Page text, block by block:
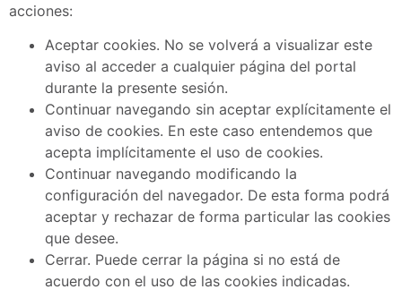
acciones:
Aceptar cookies. No se volverá a visualizar este
aviso al acceder a cualquier página del portal
durante la presente sesión.
Continuar navegando sin aceptar explícitamente el
aviso de cookies. En este caso entendemos que
acepta implícitamente el uso de cookies.
Continuar navegando modificando la
configuración del navegador. De esta forma podrá
aceptar y rechazar de forma particular las cookies
que desee.
Cerrar. Puede cerrar la página si no está de
acuerdo con el uso de las cookies indicadas.